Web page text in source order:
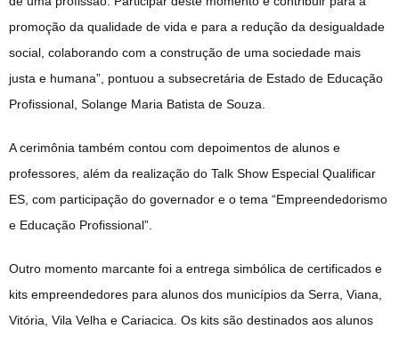
promoção da qualidade de vida e para a redução da desigualdade
social, colaborando com a construção de uma sociedade mais
justa e humana”, pontuou a subsecretária de Estado de Educação
Profissional, Solange Maria Batista de Souza.
A cerimônia também contou com depoimentos de alunos e
professores, além da realização do Talk Show Especial Qualificar
ES, com participação do governador e o tema “Empreendedorismo
e Educação Profissional”.
Outro momento marcante foi a entrega simbólica de certificados e
kits empreendedores para alunos dos municípios da Serra, Viana,
Vitória, Vila Velha e Cariacica. Os kits são destinados aos alunos